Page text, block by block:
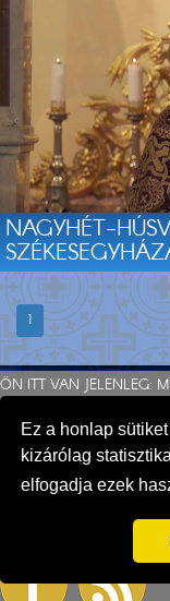
Ez a honlap
kizárólag
elfogadja ezek
NAGYHÉT-
1
ÖN ITT VAN JELENLEG:
KÖVESSEN MINKET A